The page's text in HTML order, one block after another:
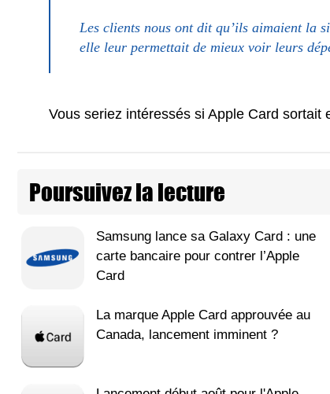
Les clients nous ont dit qu’ils aimaient la
elle leur permettait de mieux voir leurs
Vous seriez intéressés si Apple Card sortait
Poursuivez la lecture
Samsung lance sa Galaxy Card : une
carte bancaire pour contrer l’Apple
Card
La marque Apple Card approuvée au
Canada, lancement imminent ?